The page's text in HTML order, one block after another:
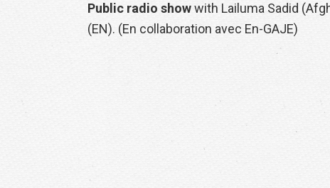
Public radio showwith Lailuma Sadid
(EN). (En collaboration avec En-GAJE)